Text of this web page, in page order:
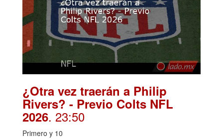
¿Otra vez traerán a Philip
Rivers? - Previo Colts NFL
2026. 23:50
Primero y 10